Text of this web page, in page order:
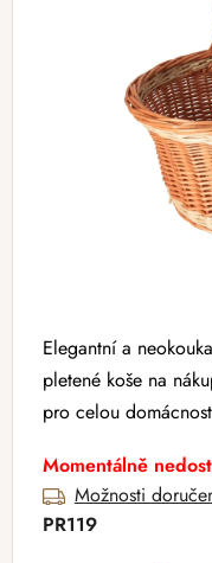
Elegantní a
pletené koše na
pro celou
Momentálně
Možnosti
PR119